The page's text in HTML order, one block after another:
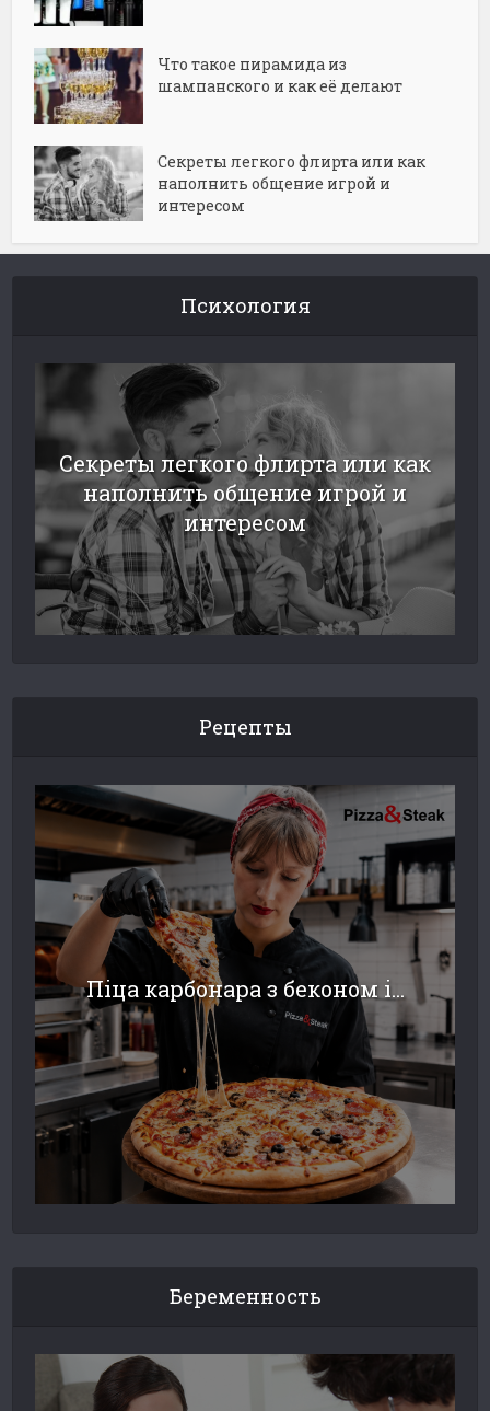
Что такое пирамида из
шампанского и как её делают
Секреты легкого флирта или как
наполнить общение игрой и
интересом
Психология
Секреты легкого флирта или как
наполнить общение игрой и
интересом
Рецепты
Піца карбонара з беконом і...
Беременность